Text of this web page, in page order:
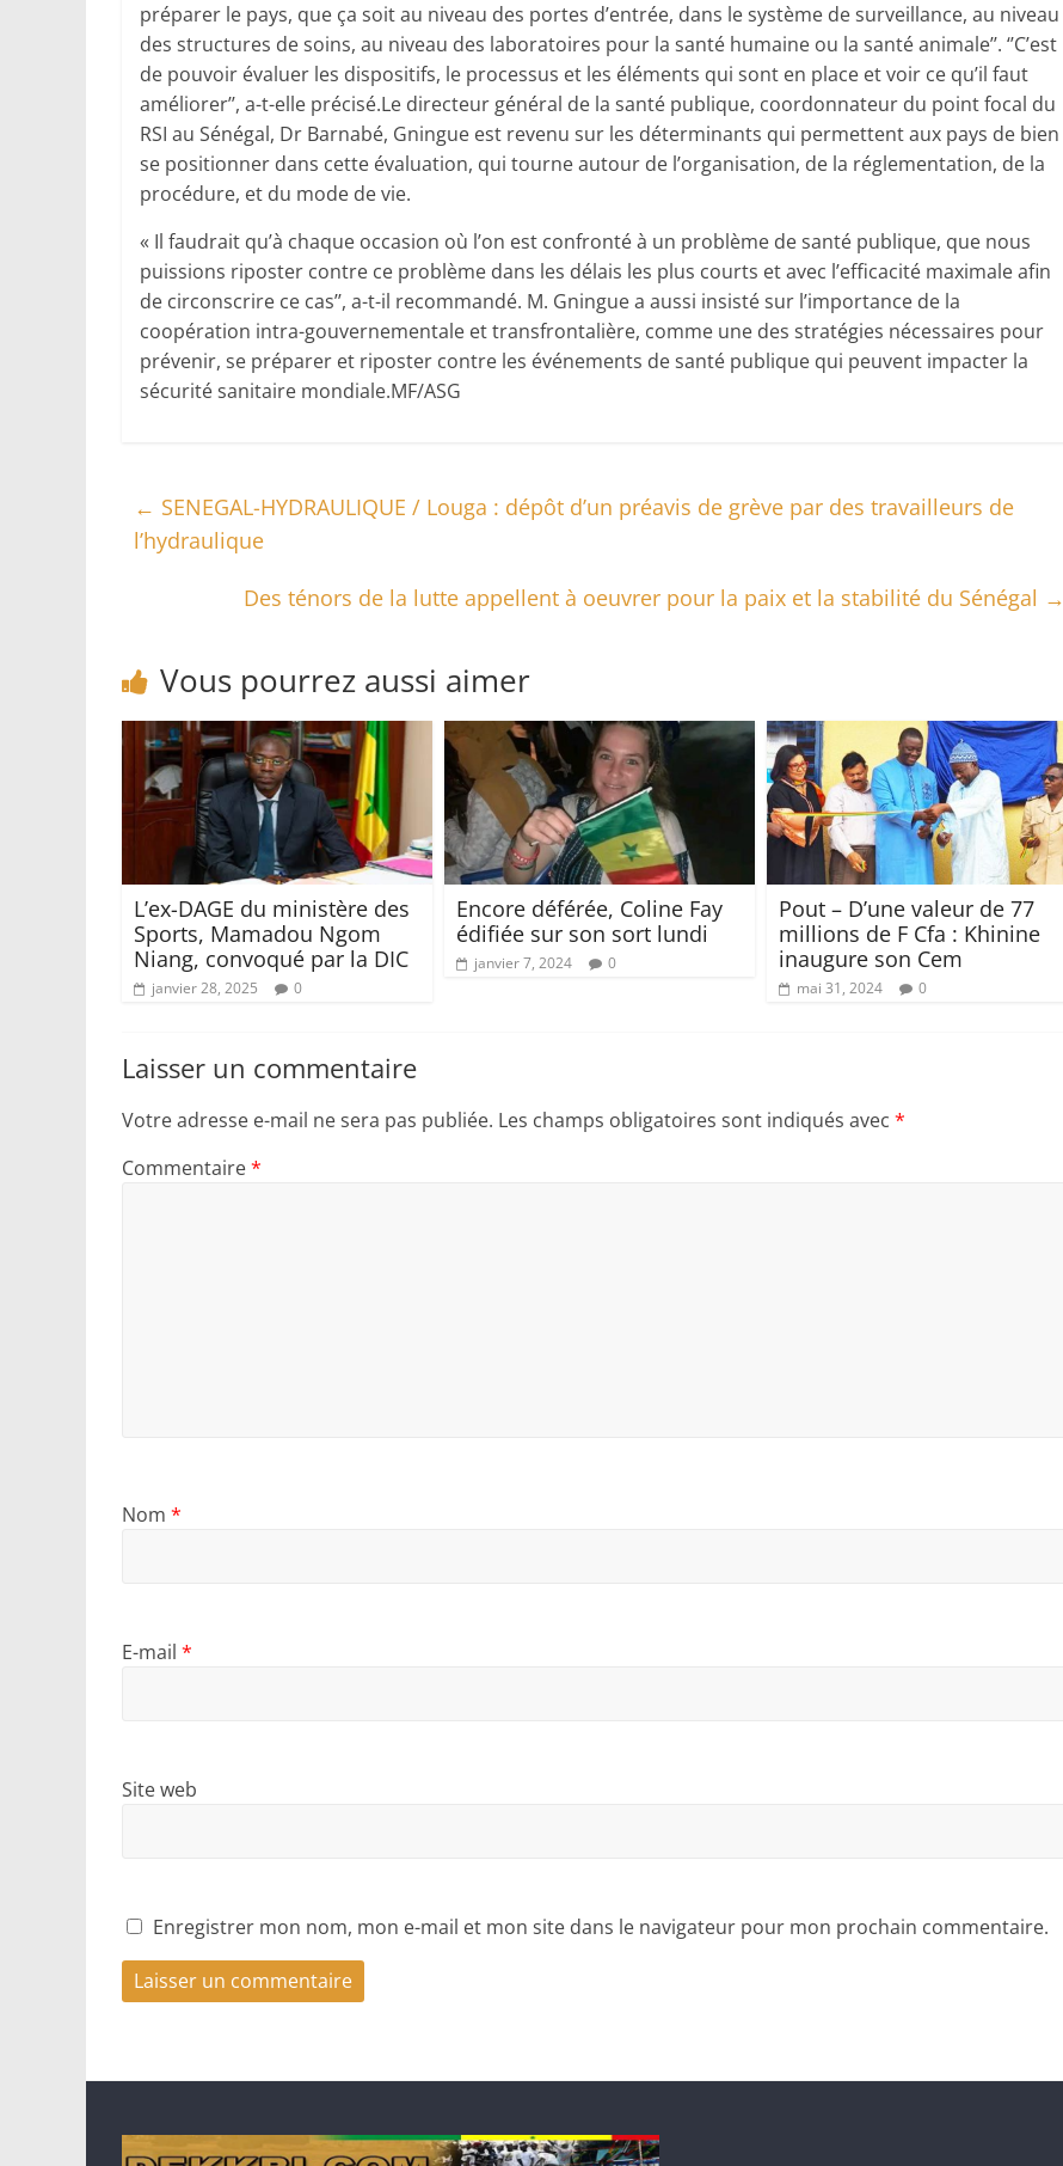
préparer le pays, que ça soit au niveau des portes d’entrée, dans le système de surveillance, au niveau
des structures de soins, au niveau des laboratoires pour la santé humaine ou la santé animale’’. ‘’C’est
de pouvoir évaluer les dispositifs, le processus et les éléments qui sont en place et voir ce qu’il faut
améliorer’’, a-t-elle précisé.Le directeur général de la santé publique, coordonnateur du point focal du
RSI au Sénégal, Dr Barnabé, Gningue est revenu sur les déterminants qui permettent aux pays de bien
se positionner dans cette évaluation, qui tourne autour de l’organisation, de la réglementation, de la
procédure, et du mode de vie.
« Il faudrait qu’à chaque occasion où l’on est confronté à un problème de santé publique, que nous
puissions riposter contre ce problème dans les délais les plus courts et avec l’efficacité maximale afin
de circonscrire ce cas’’, a-t-il recommandé. M. Gningue a aussi insisté sur l’importance de la
coopération intra-gouvernementale et transfrontalière, comme une des stratégies nécessaires pour
prévenir, se préparer et riposter contre les événements de santé publique qui peuvent impacter la
sécurité sanitaire mondiale.MF/ASG
← SENEGAL-HYDRAULIQUE / Louga : dépôt d’un préavis de grève par des travailleurs de
l’hydraulique
Des ténors de la lutte appellent à oeuvrer pour la paix et la stabilité du Sénégal →
Vous pourrez aussi aimer
L’ex-DAGE du ministère des
Sports, Mamadou Ngom
Niang, convoqué par la DIC
janvier 28, 2025 0
Encore déférée, Coline Fay
édifiée sur son sort lundi
janvier 7, 2024 0
Pout – D’une valeur de 77
millions de F Cfa : Khinine
inaugure son Cem
mai 31, 2024 0
Laisser un commentaire
Votre adresse e-mail ne sera pas publiée. Les champs obligatoires sont indiqués avec *
Commentaire*
Nom *
E-mail *
Site web
Enregistrer mon nom, mon e-mail et mon site dans le navigateur pour mon prochain commentaire.